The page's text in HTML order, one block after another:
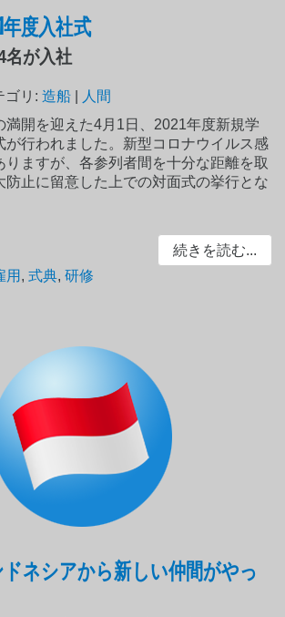
年度入社式
名が入社
ゴリ:造船
人間
満開を迎えた4月1日、2021年度新規学
が行われました。新型コロナウイルス感
りますが、各参列者間を十分な距離を取
防止に留意した上での対面式の挙行とな
続きを読む...
用 ,式典,研修
ドネシアから新しい仲間がやっ